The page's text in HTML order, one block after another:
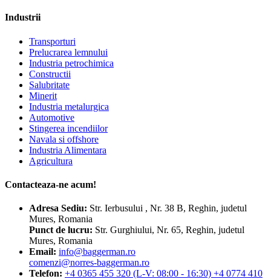
Industrii
Transporturi
Prelucrarea lemnului
Industria petrochimica
Constructii
Salubritate
Minerit
Industria metalurgica
Automotive
Stingerea incendiilor
Navala si offshore
Industria Alimentara
Agricultura
Contacteaza-ne acum!
Adresa Sediu: Str. Ierbusului , Nr. 38 B, Reghin, judetul
Mures, Romania
Punct de lucru: Str. Gurghiului, Nr. 65, Reghin, judetul
Mures, Romania
Email: info@baggerman.ro
comenzi@norres-baggerman.ro
Telefon: +4 0365 455 320 (L-V: 08:00 - 16:30) +4 0774 410